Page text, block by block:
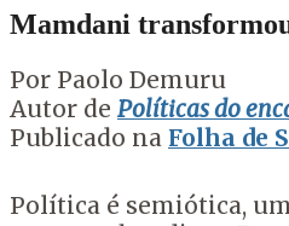
Mamdani
Por Paolo Demuru
Autor de Políticas do
Publicado na Folha de
Política é semiótica,